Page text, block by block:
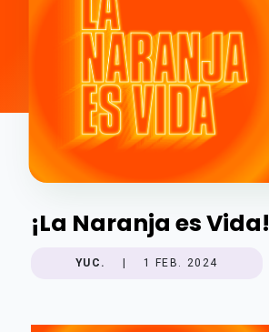
¡La Naranja es Vida!
YUC. 1 FEB. 2024